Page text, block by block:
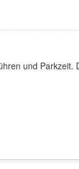
und Parkzeit.